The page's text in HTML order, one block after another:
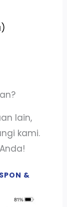
lain,
kami.
&